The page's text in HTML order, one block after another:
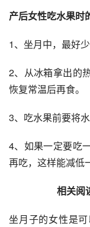
产后女性吃水果时
1、坐月中，最好
2、从冰箱拿出的
恢复常温后再食。
3、吃水果前要将
4、如果一定要吃
再吃，这样能减低
相关阅
坐月子的女性是